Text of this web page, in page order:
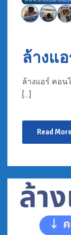
ล้างแ
ล้างแอร์ คอน
[…]
Read More